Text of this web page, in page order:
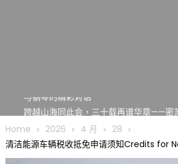
跨越山海同此会，三十载再谱华章——密
圣路易龙舟俱乐部5月16日龙舟体验日 邀
趣 + 水上竞速魅力
Home 2026 4 月
28
清洁能源车辆税收抵免申请须知Credits for